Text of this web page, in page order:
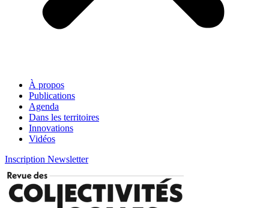
À propos
Publications
Agenda
Dans les territoires
Innovations
Vidéos
Inscription Newsletter